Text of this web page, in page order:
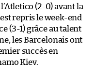
(2-0) avant la
repris le week-end
(3-1) grâce au talent
les Barcelonais ont
succès en
Kiev.